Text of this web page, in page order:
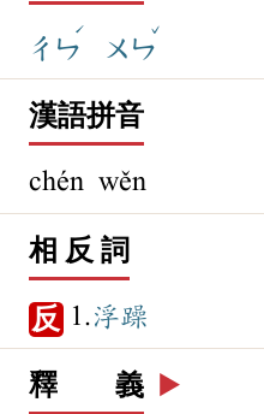
ㄔㄣ
ˊ
ㄨㄣ
ˇ
漢語拼音
chén wěn
相 反 詞
反 1.浮躁
釋 義 ▶️